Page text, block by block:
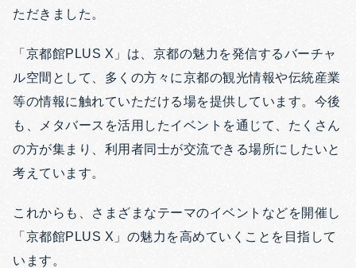
ただきまし た。
「京都館PLUS X」は、京都の魅力を発信するバーチャ
ル空間として、多くの方々に京都の観光情報や伝統産業
等の情報に触れていただける場を提供しています。今後
も、メタバースを活用したイベントを通じて、たくさん
の方が集まり、利用者同士が交流できる場所にしたいと
考えています。
これからも、さまざまなテーマのイベントなどを開催し
「京都館PLUS X」の魅力を高めていくことを目指して
います。